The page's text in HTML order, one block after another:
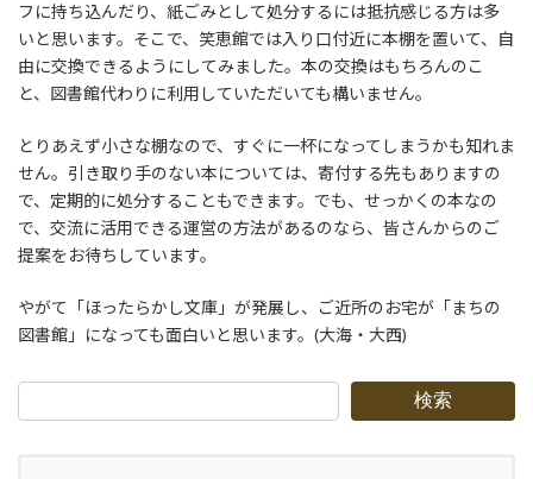
フに持ち込んだり、紙ごみとして処分するには抵抗感じる方は多
いと思います。そこで、笑恵館では入り口付近に本棚を置いて、自
由に交換できるようにしてみました。本の交換はもちろんのこ
と、図書館代わりに利用していただいても構いません。
とりあえず小さな棚なので、すぐに一杯になってしまうかも知れま
せん。引き取り手のない本については、寄付する先もありますの
で、定期的に処分することもできます。でも、せっかくの本なの
で、交流に活用できる運営の方法があるのなら、皆さんからのご
提案をお待ちしています。
やがて「ほったらかし文庫」が発展し、ご近所のお宅が「まちの
図書館」になっても面白いと思います。(大海・大西)
検索